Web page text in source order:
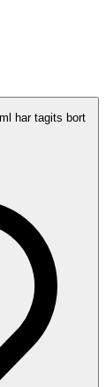
har tagits bort